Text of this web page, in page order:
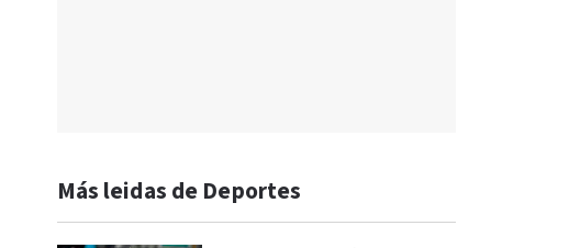
Más leidas de Deportes